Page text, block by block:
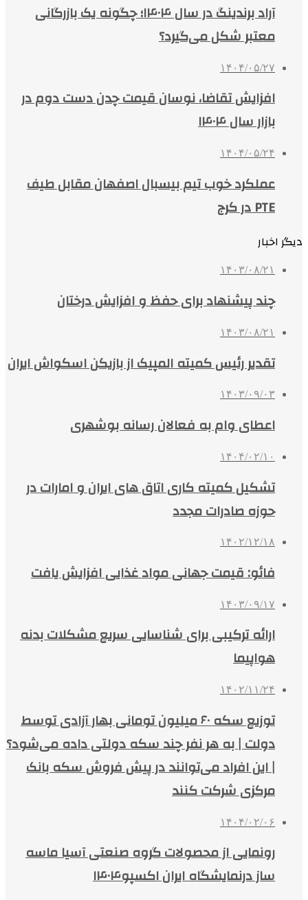
آراد برندینگ در سال ۱۴۰۴؛ چگونه یک بازرگانی
معتبر شکل می‌گیرد؟
۱۴۰۴/۰۵/۲۷
افزایش تقاضا، نوسان قیمت چدن دست دوم در
بازار سال ۱۴۰۴
۱۴۰۴/۰۵/۲۴
عملکرد خوب تیم بیسبال اصفهان مقابل طیف
PTE در کرج
دیگر اخبار
۱۴۰۳/۰۸/۲۱
چند پیشنهاد برای حفظ و افزایش درختان
۱۴۰۳/۰۸/۲۱
تقدیر رئیس کمیته المپیک از بازیکن اسکواش ایران
۱۴۰۳/۰۹/۰۳
اعطای وام به فعالان رسانه بوشهری
۱۴۰۴/۰۲/۱۰
تشکیل کمیته کاری اتاق های ایران و امارات در
حوزه صادرات مجدد
۱۴۰۲/۱۲/۱۸
فائو: قیمت جهانی مواد غذایی افزایش یافت
۱۴۰۳/۰۹/۱۷
ارائه ترکیبی برای شناسایی سریع مشکلات بدنه
هواپیما
۱۴۰۲/۱۱/۲۴
توزیع سکه ۶۰ میلیون تومانی بهار آزادی توسط
دولت | به هر نفر چند سکه دولتی داده می‌شود؟
| این افراد می‌توانند در پیش فروش سکه بانک
مرکزی شرکت کنند
۱۴۰۴/۰۲/۰۶
رونمایی از محصولات گروه صنعتی آسیا ماسه
ساز درنمایشگاه ایران اکسپو۱۴۰۴